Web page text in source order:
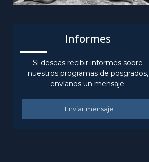
Informes
Si deseas recibir informes sobre
nuestros programas de posgrados,
envíanos un mensaje:
Enviar mensaje